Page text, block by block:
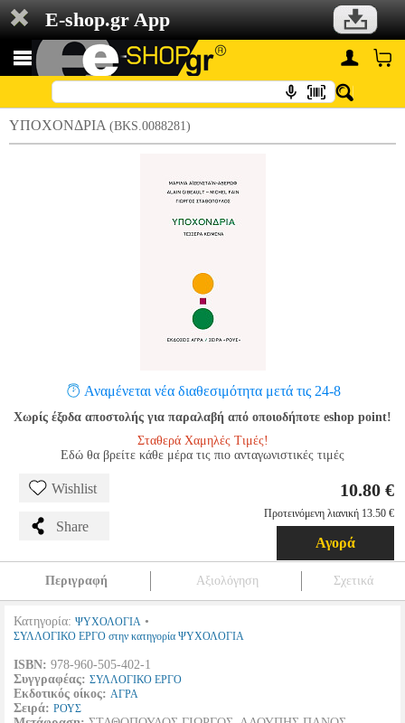
E-shop.gr App
ΥΠΟΧΟΝΔΡΙΑ (BKS.0088281)
Αναμένεται νέα διαθεσιμότητα μετά τις 24-8
Χωρίς έξοδα αποστολής για παραλαβή από οποιοδήποτε eshop point!
Σταθερά Χαμηλές Τιμές!
Εδώ θα βρείτε κάθε μέρα τις πιο ανταγωνιστικές τιμές
Wishlist
Share
10.80 €
Προτεινόμενη λιανική 13.50 €
Αγορά
Περιγραφή Αξιολόγηση Σχετικά
Κατηγορία: ΨΥΧΟΛΟΓΙΑ •
ΣΥΛΛΟΓΙΚΟ ΕΡΓΟ στην κατηγορία ΨΥΧΟΛΟΓΙΑ
ISBN: 978-960-505-402-1
Συγγραφέας: ΣΥΛΛΟΓΙΚΟ ΕΡΓΟ
Εκδοτικός οίκος: ΑΓΡΑ
Σειρά: ΡΟΥΣ